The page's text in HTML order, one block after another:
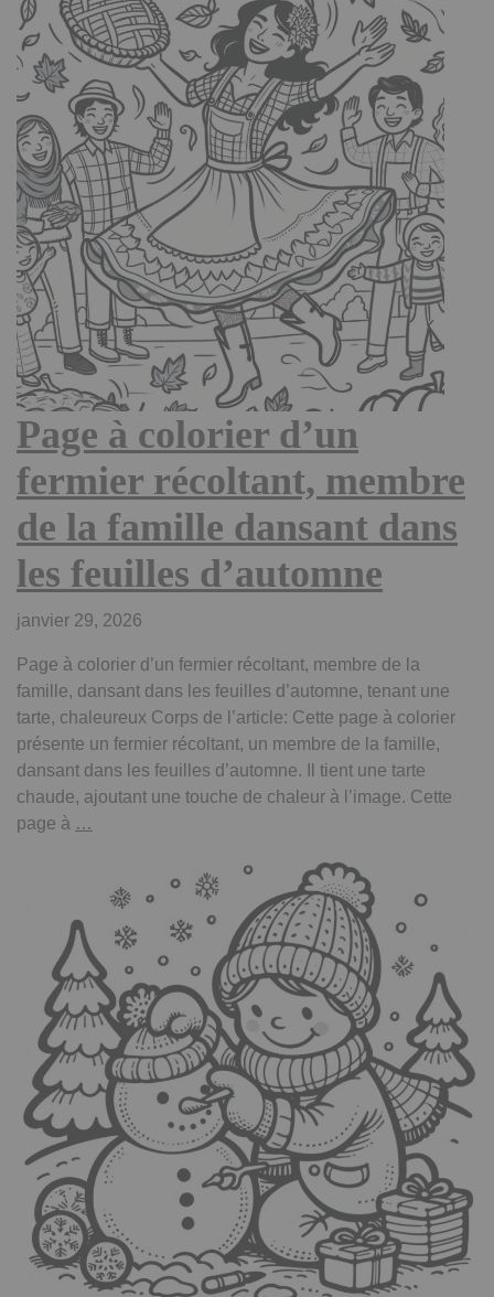
Page à colorier d’un
fermier récoltant, membre
de la famille dansant dans
les feuilles d’automne
janvier 29, 2026
Page à colorier d’un fermier récoltant, membre de la
famille, dansant dans les feuilles d’automne, tenant une
tarte, chaleureux Corps de l’article: Cette page à colorier
présente un fermier récoltant, un membre de la famille,
dansant dans les feuilles d’automne. Il tient une tarte
chaude, ajoutant une touche de chaleur à l’image. Cette
page à …
d’un
fermier
récoltant,
membre
de
famille
dansant
dans
les
feuilles